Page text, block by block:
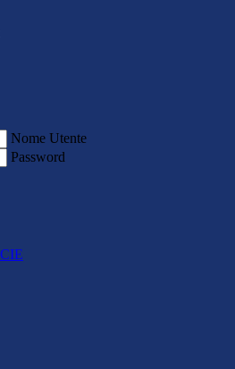
Nome Utente
Password